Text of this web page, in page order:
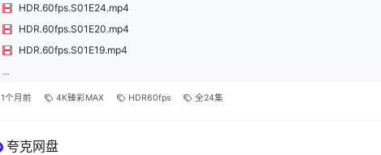
HDR.60fps.S01E24.mp4
HDR.60fps.S01E20.mp4
HDR.60fps.S01E19.mp4
...
1个月前 4K臻彩MAX HDR60fps 全24集
夸克网盘